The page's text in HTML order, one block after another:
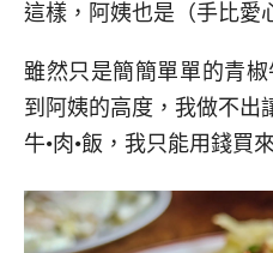
這樣，阿姨也是（手比愛
雖然只是簡簡單單的青
到阿姨的高度，我做不出
牛•肉•飯，我只能用錢買